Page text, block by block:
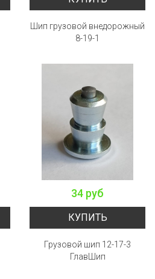
Шип грузовой внедорожный
8-19-1
34 руб
КУПИТЬ
Грузовой шип 12-17-3
ГлавШип